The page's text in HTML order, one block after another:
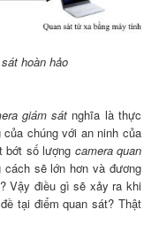
hoàn hảo
giám sát nghĩa là thực
chúng với an ninh của
bớt số lượng camera quan
sẽ lớn hơn và đương
Vậy điều gì sẽ xảy ra khi
tại điểm quan sát? Thật